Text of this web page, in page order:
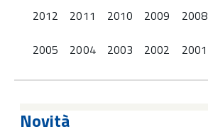
2012
2011 2010 2009 2008
2005
2004 2003 2002 2001
Novità